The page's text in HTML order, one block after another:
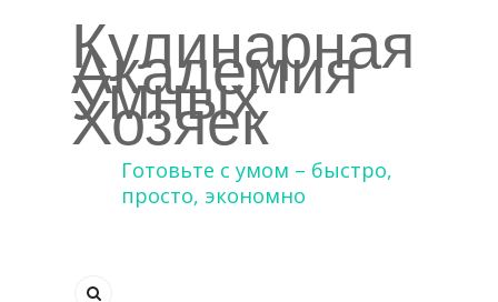
Кулинарная
Академия
Умных
Хозяек
Готовьте с умом – быстро,
просто, экономно